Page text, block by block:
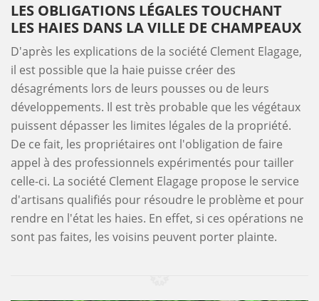
LES OBLIGATIONS LÉGALES TOUCHANT
LES HAIES DANS LA VILLE DE CHAMPEAUX
D'après les explications de la société Clement Elagage,
il est possible que la haie puisse créer des
désagréments lors de leurs pousses ou de leurs
développements. Il est très probable que les végétaux
puissent dépasser les limites légales de la propriété.
De ce fait, les propriétaires ont l'obligation de faire
appel à des professionnels expérimentés pour tailler
celle-ci. La société Clement Elagage propose le service
d'artisans qualifiés pour résoudre le problème et pour
rendre en l'état les haies. En effet, si ces opérations ne
sont pas faites, les voisins peuvent porter plainte.